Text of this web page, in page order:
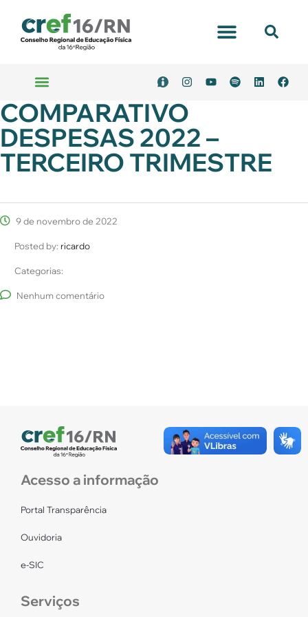
COMPARATIVO
DESPESAS 2022 –
TERCEIRO TRIMESTRE
9 de novembro de 2022
Posted by: ricardo
Categorias:
Nenhum comentário
Acesso a informação
Portal Transparência
Ouvidoria
e-SIC
Serviços